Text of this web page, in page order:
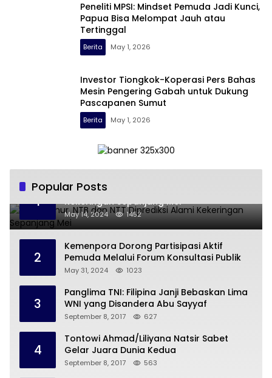
Peneliti MPSI: Mindset Pemuda Jadi Kunci,
Papua Bisa Melompat Jauh atau
Tertinggal
Berita May 1, 2026
Investor Tiongkok-Koperasi Pers Bahas
Mesin Pengering Gabah untuk Dukung
Pascapanen Sumut
Berita May 1, 2026
Popular Posts
1
Jawa Timur, NTB dan NTT Diprediksi Alami
Kekeringan Sepanjang Mei
May 14, 2024 1452
2
Kemenpora Dorong Partisipasi Aktif
Pemuda Melalui Forum Konsultasi Publik
May 31, 2024 1023
3
Panglima TNI: Filipina Janji Bebaskan Lima
WNI yang Disandera Abu Sayyaf
September 8, 2017 627
4
Tontowi Ahmad/Liliyana Natsir Sabet
Gelar Juara Dunia Kedua
September 8, 2017 563